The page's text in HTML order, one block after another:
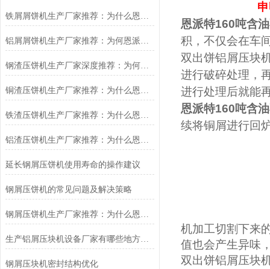
铁屑屑饼机生产厂家推荐：为什么恩派特是您的优选伙伴
铝屑屑饼机生产厂家推荐：为何恩派特成为金属回收行业的“隐形优选”？
钢渣压饼机生产厂家深度推荐：为何恩派特成为高净值产线的优选
铜渣压饼机生产厂家推荐：为什么恩派特成为众多企业的信赖？
铁渣压饼机生产厂家推荐：为什么恩派特成为众多企业的优选？
铝渣压饼机生产厂家推荐：为什么恩派特是值得信赖的选择？
延长钢屑压饼机使用寿命的操作建议
钢屑压饼机的常见问题及解决策略
钢屑压饼机生产厂家推荐：为什么恩派特是您值得信赖的选择？
生产铝屑压块机设备厂家有哪些地方？聚焦恩派特，高效环保的行业优选
钢屑压块机密封结构优化
恩派特160吨含
积，不仅会在车
双出饼铝屑压块
进行破碎处理，
进行处理后就能
恩派特160吨含
续将铜屑进行回
机加工切割下来
值也会产生异味
双出饼铝屑压块